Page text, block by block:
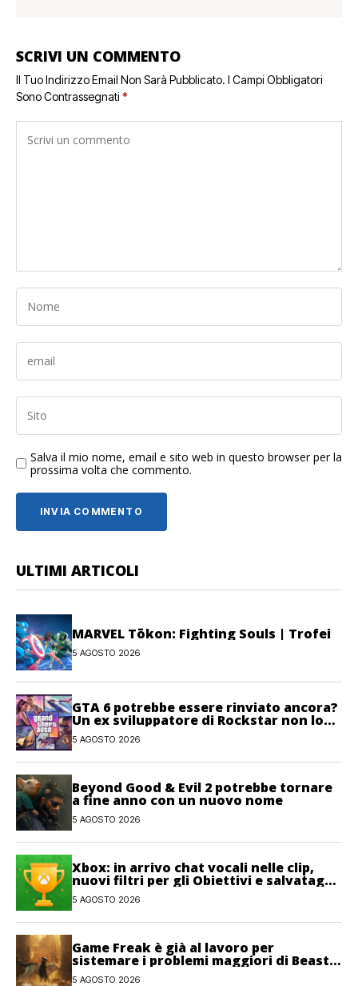
SCRIVI UN COMMENTO
Il Tuo Indirizzo Email Non Sarà Pubblicato. I Campi Obbligatori
Sono Contrassegnati *
Salva il mio nome, email e sito web in questo browser per la
prossima volta che commento.
ULTIMI ARTICOLI
MARVEL Tōkon: Fighting Souls | Trofei
5 AGOSTO 2026
GTA 6 potrebbe essere rinviato ancora?
Un ex sviluppatore di Rockstar non lo
esclude
5 AGOSTO 2026
Beyond Good & Evil 2 potrebbe tornare
a fine anno con un nuovo nome
5 AGOSTO 2026
Xbox: in arrivo chat vocali nelle clip,
nuovi filtri per gli Obiettivi e salvataggi
cloud recuperabili
5 AGOSTO 2026
Game Freak è già al lavoro per
sistemare i problemi maggiori di Beast
of Reincarnation
5 AGOSTO 2026